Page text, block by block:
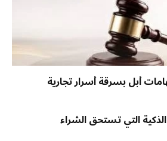
أبل بسرقة أسرار تجارية
التي تستحق الشراء